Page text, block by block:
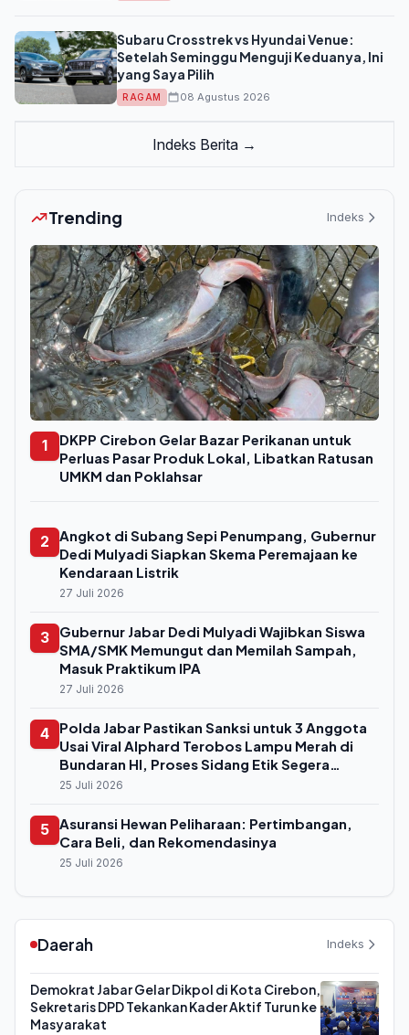
Subaru Crosstrek vs Hyundai Venue:
Setelah Seminggu Menguji Keduanya, Ini
yang Saya Pilih
RAGAM 08 Agustus 2026
Indeks Berita →
Trending Indeks
1
DKPP Cirebon Gelar Bazar Perikanan untuk
Perluas Pasar Produk Lokal, Libatkan Ratusan
UMKM dan Poklahsar
2
Angkot di Subang Sepi Penumpang, Gubernur
Dedi Mulyadi Siapkan Skema Peremajaan ke
Kendaraan Listrik
27 Juli 2026
3
Gubernur Jabar Dedi Mulyadi Wajibkan Siswa
SMA/SMK Memungut dan Memilah Sampah,
Masuk Praktikum IPA
27 Juli 2026
4
Polda Jabar Pastikan Sanksi untuk 3 Anggota
Usai Viral Alphard Terobos Lampu Merah di
Bundaran HI, Proses Sidang Etik Segera
Digelar
25 Juli 2026
5
Asuransi Hewan Peliharaan: Pertimbangan,
Cara Beli, dan Rekomendasinya
25 Juli 2026
Daerah Indeks
Demokrat Jabar Gelar Dikpol di Kota Cirebon,
Sekretaris DPD Tekankan Kader Aktif Turun ke
Masyarakat